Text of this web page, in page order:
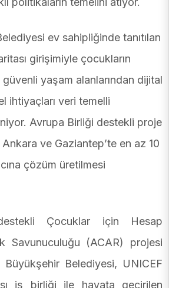
ev sahipliğinde tanıtılan
girişimiyle çocukların
yaşam alanlarından dijital
ihtiyaçları veri temelli
Avrupa Birliği destekli proje
ve Gaziantep’te en az 10
çözüm üretilmesi
Çocuklar için Hesap
Savunuculuğu (ACAR) projesi
Büyükşehir Belediyesi, UNICEF
iş birliği ile hayata geçirilen